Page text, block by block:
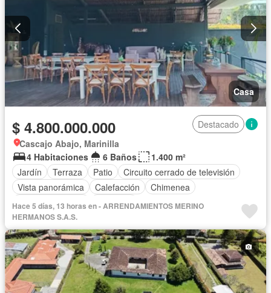
Casa
$ 4.800.000.000
Destacado
Cascajo Abajo, Marinilla
4 Habitaciones
6 Baños
1.400 m²
Jardín
Terraza Patio
Circuito cerrado de televisión
Vista panorámica
Calefacción
Chimenea
Cocina amoblada
Barbecue
Hace 5 días, 13 horas en - ARRENDAMIENTOS MERINO
HERMANOS S.A.S.